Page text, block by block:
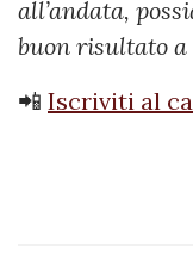
all’andata,
buon risultato a
📲 Iscriviti al